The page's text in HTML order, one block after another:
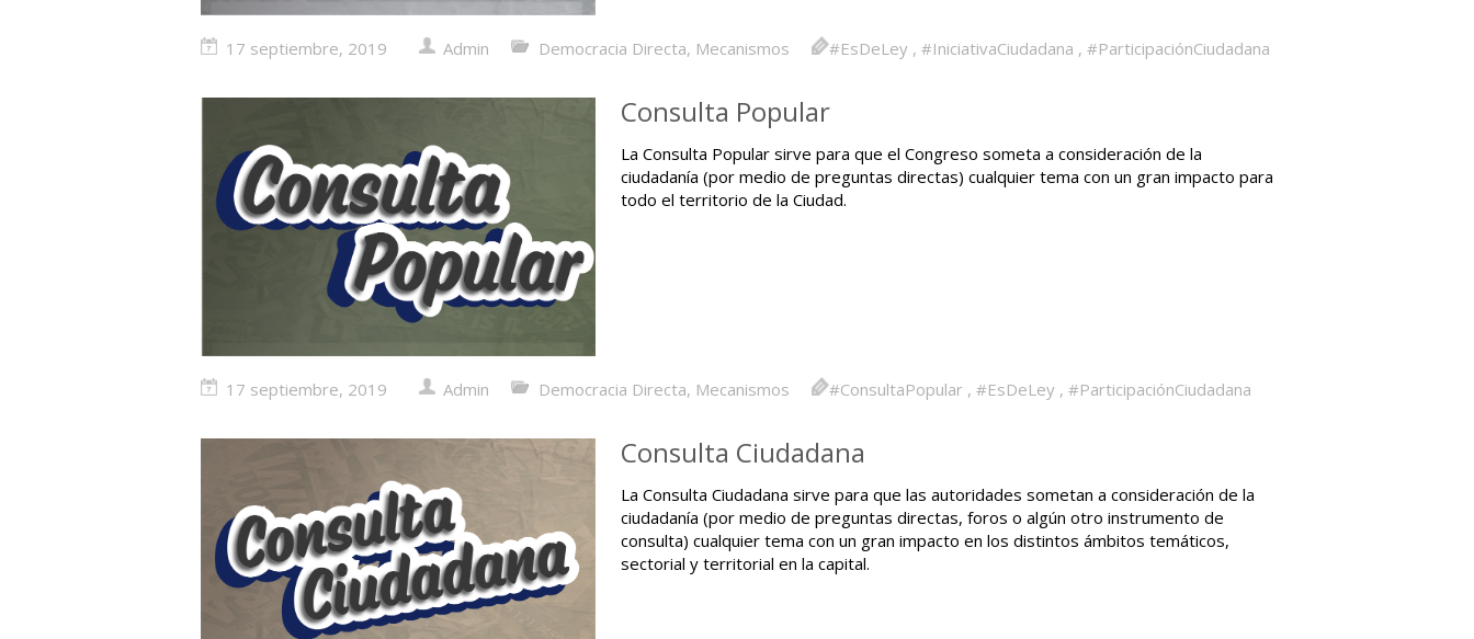
17 septiembre, 2019 Admin Democracia Directa, Mecanismos #EsDeLey , #IniciativaCiudadana , #ParticipaciónCiudadana
Consulta Popular
La Consulta Popular sirve para que el Congreso someta a consideración de la
ciudadanía (por medio de preguntas directas) cualquier tema con un gran impacto para
todo el territorio de la Ciudad.
17 septiembre, 2019 Admin Democracia Directa, Mecanismos #ConsultaPopular , #EsDeLey , #ParticipaciónCiudadana
Consulta Ciudadana
La Consulta Ciudadana sirve para que las autoridades sometan a consideración de la
ciudadanía (por medio de preguntas directas, foros o algún otro instrumento de
consulta) cualquier tema con un gran impacto en los distintos ámbitos temáticos,
sectorial y territorial en la capital.